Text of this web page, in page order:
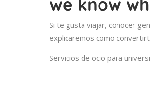
we know
Si te gusta viajar, conocer
explicaremos como
Servicios de ocio para